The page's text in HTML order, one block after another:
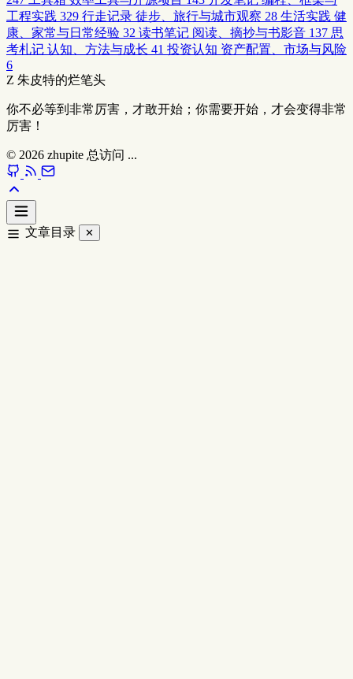
工程实践 329 行走记录 徒步、旅行与城市观察 28 生活实践 健
康、家常与日常经验 32 读书笔记 阅读、摘抄与书影音 137 思
考札记 认知、方法与成长 41 投资认知 资产配置、市场与风险
6
Z 朱皮特的烂笔头
你不必等到非常厉害，才敢开始；你需要开始，才会变得非常
厉害！
© 2026 zhupite 总访问 ...
文章目录 ✕